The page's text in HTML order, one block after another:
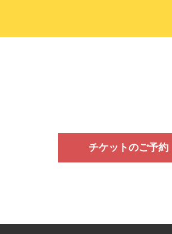
チケットのご予約